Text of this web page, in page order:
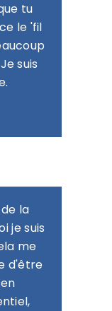
tu
le 'fil
suis
la
je suis
me
d'être